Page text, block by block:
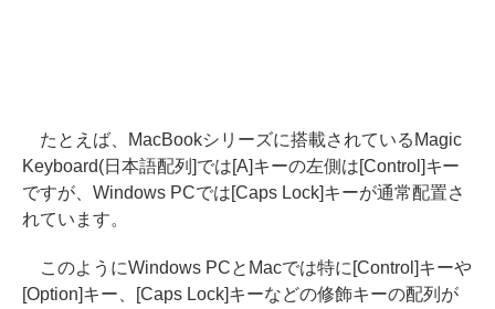
たとえば、MacBookシリーズに搭載されているMagic
Keyboard(日本語配列]では[A]キーの左側は[Control]キー
ですが、Windows PCでは[Caps Lock]キーが通常配置さ
れています。
このようにWindows PCとMacでは特に[Control]キーや
[Option]キー、[Caps Lock]キーなどの修飾キーの配列が